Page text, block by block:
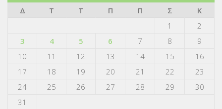
Δ
Τ Τ Π Π Σ
Κ
1
2
3
4 5 6 7 8
9
10
11 12 13 14 15
16
17
18 19 20 21 22
23
24
25 26 27 28 29
30
31